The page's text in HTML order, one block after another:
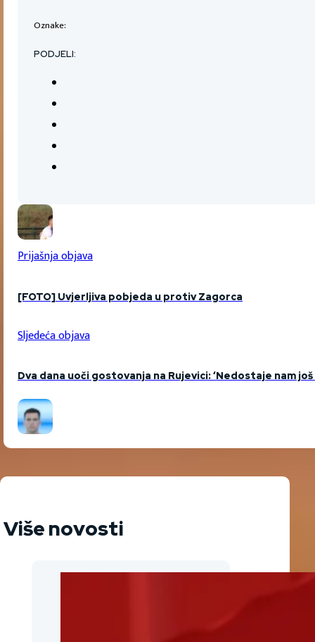
Oznake:
PODJELI:
Prijašnja objava
[FOTO] Uvjerljiva pobjeda u protiv Zagorca
Sljedeća objava
Dva dana uoči gostovanja na Rujevici: ‘Nedostaje nam
Više novosti